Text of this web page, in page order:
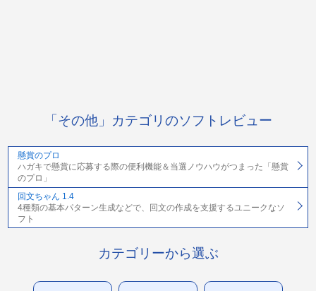
「その他」カテゴリのソフトレビュー
懸賞のプロ
ハガキで懸賞に応募する際の便利機能＆当選ノウハウがつまった「懸賞
のプロ」
回文ちゃん 1.4
4種類の基本パターン生成などで、回文の作成を支援するユニークなソ
フト
カテゴリーから選ぶ